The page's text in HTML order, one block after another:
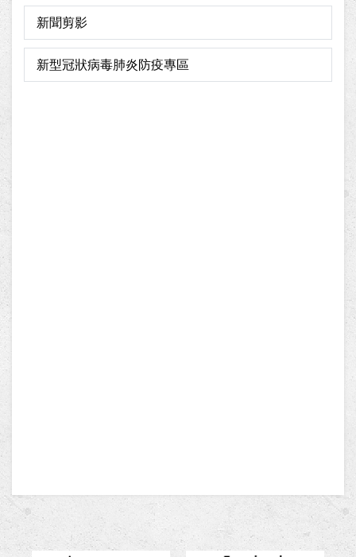
新聞剪影
新型冠狀病毒肺炎防疫專區